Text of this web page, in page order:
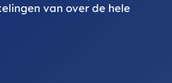
van over de hele